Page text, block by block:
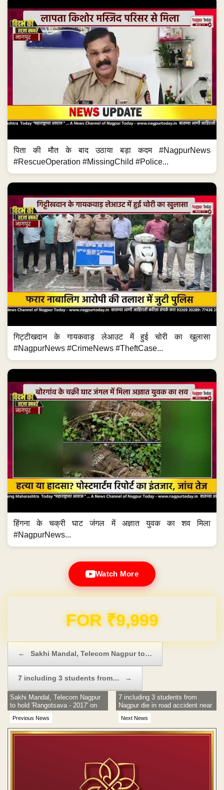
पिता की मौत के बाद उठाया बड़ा कदम #NagpurNews
#RescueOperation #MissingChild #Police...
गिट्टीखदान के गायकवाड़ लेआउट में हुई चोरी का खुलासा
#NagpurNews #CrimeNews #TheftCase...
हिंगना के चक्री घाट जंगल में अज्ञात युवक का शव मिला
#NagpurNews...
Watch More
Domain & Hosting FREE for 1 Year
← Sakhi Mandal, Telecom Nagpur to…
7 including 3 students from… →
Previous News
Sakhi Mandal, Telecom Nagpur
to hold 'Rangotsava - 2017' on
Dec 16
Next News
7 including 3 students from
Nagpur die in road accident near
Betul